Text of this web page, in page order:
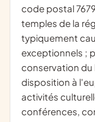
code postal
temples de la
typiquement
exceptionnels ;
conservation du
disposition à
activités
conférences,